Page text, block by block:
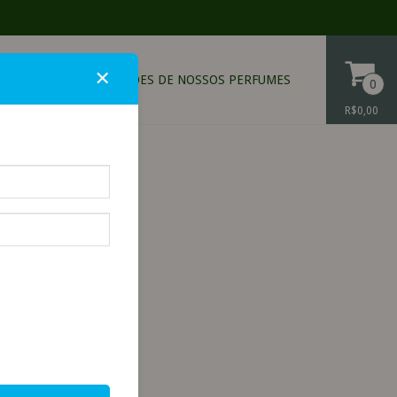
DESCRIÇÕES DE NOSSOS PERFUMES 0
R$0,00
×